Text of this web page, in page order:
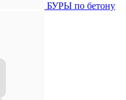
БУРЫ по бетону